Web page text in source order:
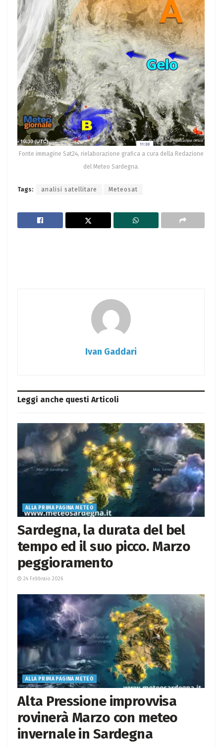
Fonte immagine Sat24, rielaborazione grafica a cura della Redazione
del Meteo Sardegna.
Tags: analisi satellitare Meteosat
Ivan Gaddari
Leggi anche questi Articoli
ALLA PRIMA PAGINA METEO
Sardegna, la durata del bel
tempo ed il suo picco. Marzo
peggioramento
24 Febbraio 2026
ALLA PRIMA PAGINA METEO
Alta Pressione improvvisa
rovinerà Marzo con meteo
invernale in Sardegna